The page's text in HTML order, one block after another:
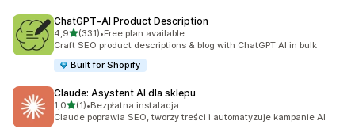
ChatGPT‑AI Product Description
4,9na 5 gwiazdek
(331)
Łączna liczba recenzji: 331
•Free plan available
Craft SEO product descriptions & blog with ChatGPT AI in bulk
Built for Shopify
Claude: Asystent AI dla sklepu
1,0na 5 gwiazdek
(1)
Łączna liczba recenzji: 1
•Bezpłatna instalacja
Claude poprawia SEO, tworzy treści i automatyzuje kampanie AI